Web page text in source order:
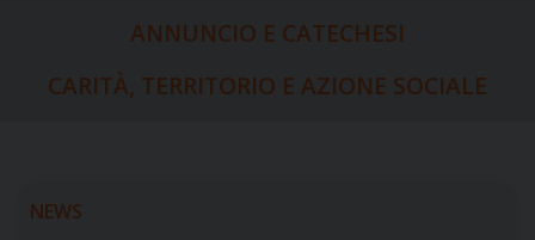
ANNUNCIO E CATECHESI
CARITÀ, TERRITORIO E AZIONE SOCIALE
NEWS